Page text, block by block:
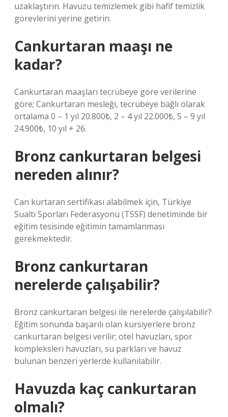
uzaklaştırın. Havuzu temizlemek gibi hafif temizlik
görevlerini yerine getirin.
Cankurtaran maaşı ne
kadar?
Cankurtaran maaşları tecrübeye göre verilerine
göre; Cankurtaran mesleği, tecrübeye bağlı olarak
ortalama 0 – 1 yıl 20.800₺, 2 – 4 yıl 22.000₺, 5 – 9 yıl
24.900₺, 10 yıl + 26.
Bronz cankurtaran belgesi
nereden alınır?
Can kurtaran sertifikası alabilmek için, Türkiye
Sualtı Sporları Federasyonu (TSSF) denetiminde bir
eğitim tesisinde eğitimin tamamlanması
gerekmektedir.
Bronz cankurtaran
nerelerde çalışabilir?
Bronz cankurtaran belgesi ile nerelerde çalışılabilir?
Eğitim sonunda başarılı olan kursiyerlere bronz
cankurtaran belgesi verilir; otel havuzları, spor
kompleksleri havuzları, su parkları ve havuz
bulunan benzeri yerlerde kullanılabilir.
Havuzda kaç cankurtaran
olmalı?